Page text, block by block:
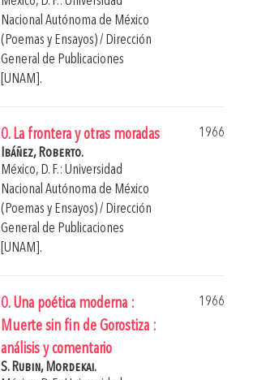
Nacional Autónoma de México
(Poemas y Ensayos) / Dirección
General de Publicaciones
[UNAM].
0. La frontera y otras moradas
1966
Ibáñez, Roberto.
México, D. F.: Universidad
Nacional Autónoma de México
(Poemas y Ensayos) / Dirección
General de Publicaciones
[UNAM].
0. Una poética moderna :
Muerte sin fin de Gorostiza :
análisis y comentario
1966
S. Rubin, Mordekai.